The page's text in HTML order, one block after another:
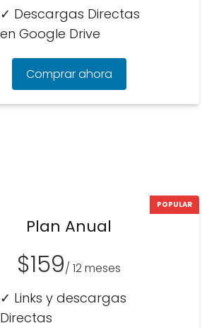
✓ Descargas Directas
en Google Drive
Comprar ahora
POPULAR
Plan Anual
$159/ 12 meses
✓ Links y descargas
Directas